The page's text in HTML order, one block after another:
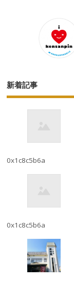
新着記事
0x1c8c5b6a
0x1c8c5b6a